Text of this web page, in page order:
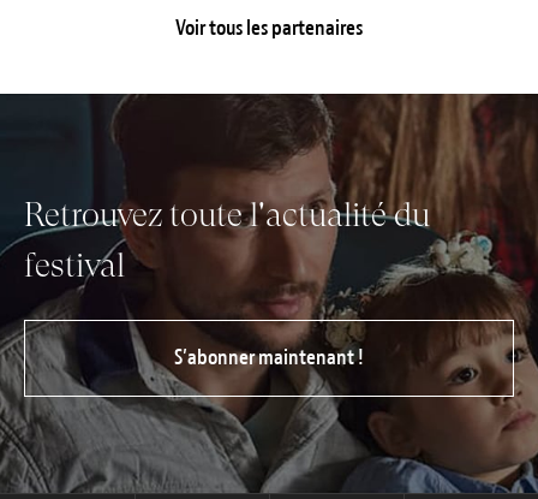
Voir tous les partenaires
Retrouvez toute l'actualité du
festival
S’abonner maintenant !